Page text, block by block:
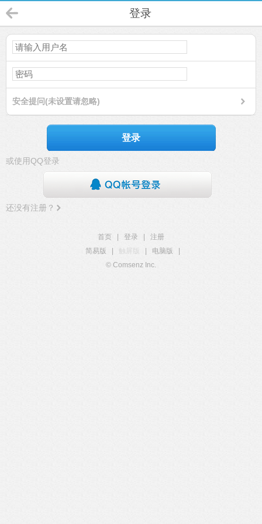
登录
安全提问(未设置请忽略)
登录
或使用QQ登录
还没有注册？
首页 登录
注册
简易版
触屏版 电脑版
© Comsenz Inc.